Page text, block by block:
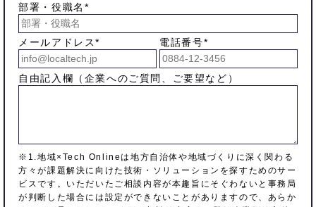
部署・役職名*
メールアドレス* 電話番号*
自由記入欄（企業へのご質問、ご要望など）
※1.地域×Tech Onlineは地方自治体や地域づくりに深く関わる
方々が課題解決に向けた技術・ソリューションを探すためのサー
ビスです。いただいたご相談内容が本趣旨にそぐわないと事務局
が判断した場合には設定ができないことがありますので、あらか